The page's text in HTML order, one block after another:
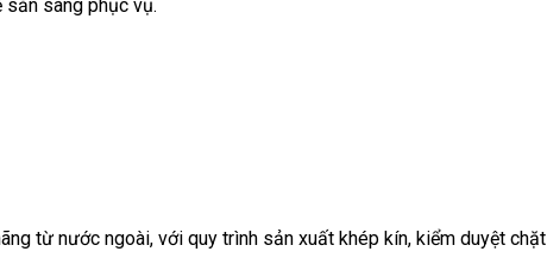
sàng phục vụ.
từ nước ngoài, với quy trình sản xuất khép kín, kiểm duyệt chặt